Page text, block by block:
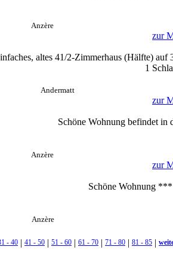
Anzère
zur
altes 41/2-Zimmerhaus (Hälfte)
1
Andermatt
zur
Schöne Wohnung befindet in
Anzère
zur
Schöne Wohnung ***
Anzère
- 40 | 41 - 50 | 51 - 60 | 61 - 70 | 71 - 80 | 81 - 85 |